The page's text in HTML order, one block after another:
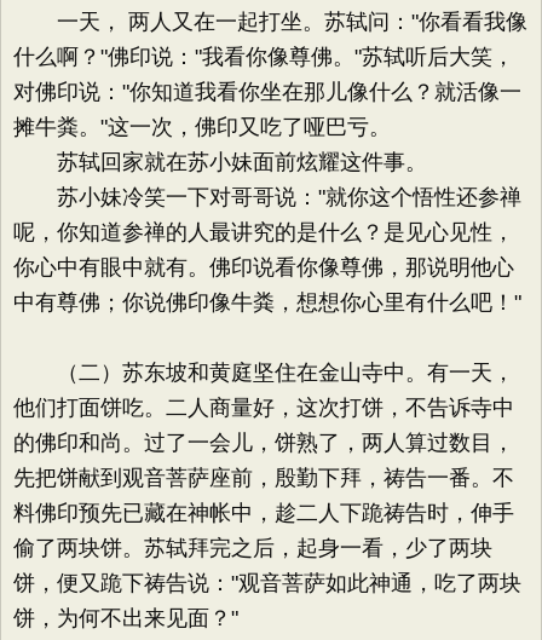
一天， 两人又在一起打坐。苏轼问："你看看我像
什么啊？"佛印说："我看你像尊佛。"苏轼听后大笑，
对佛印说："你知道我看你坐在那儿像什么？就活像一
摊牛粪。"这一次，佛印又吃了哑巴亏。
苏轼回家就在苏小妹面前炫耀这件事。
苏小妹冷笑一下对哥哥说："就你这个悟性还参禅
呢，你知道参禅的人最讲究的是什么？是见心见性，
你心中有眼中就有。佛印说看你像尊佛，那说明他心
中有尊佛；你说佛印像牛粪，想想你心里有什么吧！"
（二）苏东坡和黄庭坚住在金山寺中。有一天，
他们打面饼吃。二人商量好，这次打饼，不告诉寺中
的佛印和尚。过了一会儿，饼熟了，两人算过数目，
先把饼献到观音菩萨座前，殷勤下拜，祷告一番。不
料佛印预先已藏在神帐中，趁二人下跪祷告时，伸手
偷了两块饼。苏轼拜完之后，起身一看，少了两块
饼，便又跪下祷告说："观音菩萨如此神通，吃了两块
饼，为何不出来见面？"